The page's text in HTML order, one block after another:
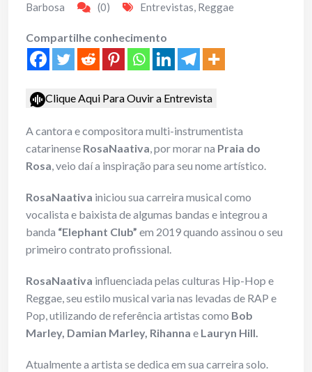
Barbosa
(0) Entrevistas, Reggae
Compartilhe conhecimento
Clique Aqui Para Ouvir a Entrevista
A cantora e compositora multi-instrumentista
catarinense RosaNaativa, por morar na Praia do
Rosa, veio daí a inspiração para seu nome artístico.
RosaNaativa iniciou sua carreira musical como
vocalista e baixista de algumas bandas e integrou a
banda “Elephant Club” em 2019 quando assinou o seu
primeiro contrato profissional.
RosaNaativa influenciada pelas culturas Hip-Hop e
Reggae, seu estilo musical varia nas levadas de RAP e
Pop, utilizando de referência artistas como Bob
Marley, Damian Marley, Rihanna e Lauryn Hill.
Atualmente a artista se dedica em sua carreira solo.